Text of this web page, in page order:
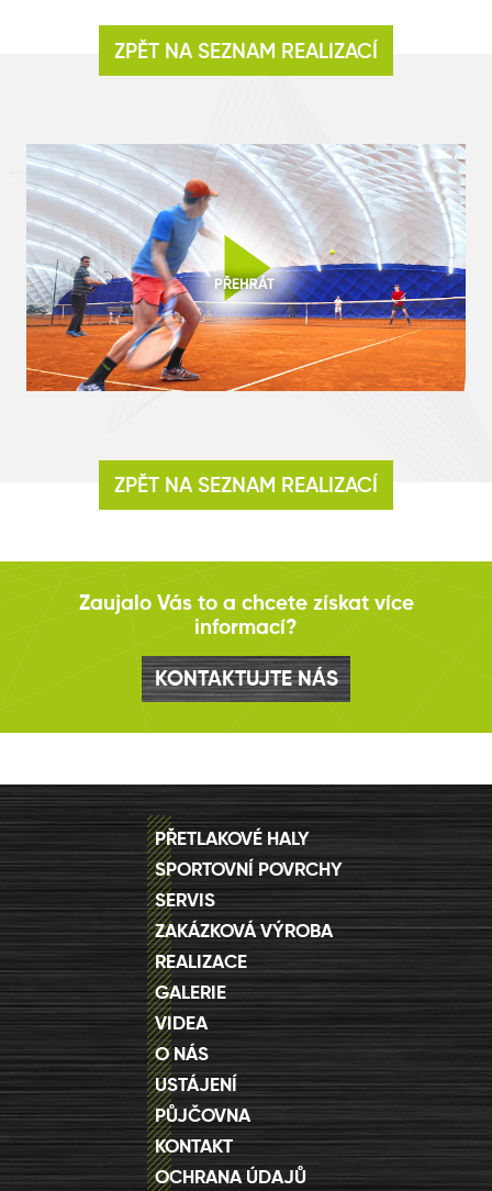
ZPĚT NA SEZNAM REALIZACÍ
00:00
ZPĚT NA SEZNAM REALIZACÍ
Zaujalo Vás to a chcete získat více
informací?
KONTAKTUJTE NÁS
PŘETLAKOVÉ HALY
SPORTOVNÍ POVRCHY
SERVIS
ZAKÁZKOVÁ VÝROBA
REALIZACE
GALERIE
VIDEA
O NÁS
USTÁJENÍ
PŮJČOVNA
KONTAKT
OCHRANA ÚDAJŮ